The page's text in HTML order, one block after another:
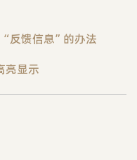
反馈信息”的办法
亮显示